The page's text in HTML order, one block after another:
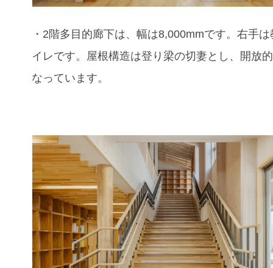
・2階多目的廊下は、幅は8,000mmです。右手
イレです。屋根構造は登り梁の切妻とし、開放
なっています。